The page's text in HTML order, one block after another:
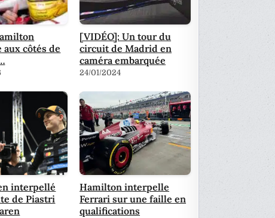
aux côtés de
[VIDÉO]: Un tour du
circuit de Madrid en
caméra embarquée
24/01/2024
interpellé
de Piastri
Hamilton interpelle
Ferrari sur une faille en
qualifications